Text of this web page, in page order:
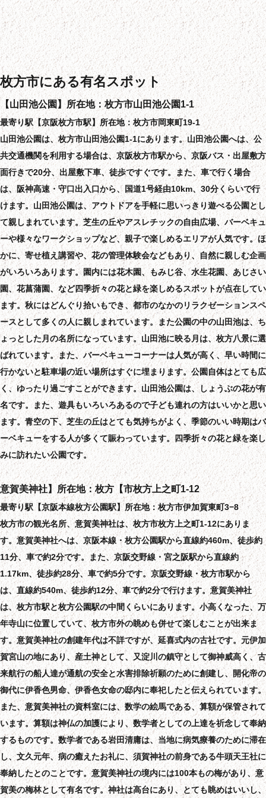
枚方市にある有名スポット
【山田池公園】所在地：枚方市山田池公園1-1
最寄り駅【京阪枚方市駅】所在地：枚方市岡東町19-1
山田池公園は、枚方市山田池公園1-1にあります。山田池公園へは、公
共交通機関を利用する場合は、京阪枚方市駅から、京阪バス・出屋敷方
面行きで20分、出屋敷下車、徒歩ですぐです。また、車で行く場合
は、阪神高速・守口出入口から、国道1号経由10km、30分くらいで行
けます。山田池公園は、アウトドアを手軽に思いっきり遊べる公園とし
て親しまれています。芝生の丘やアスレチックの自由広場、バーベキュ
ーや様々なワークショップなど、親子で楽しめるエリアが人気です。ほ
かに、寄せ植え講習や、花の管理体験会などもあり、自然に親しむ企画
がいろいろあります。園内には花木園、もみじ谷、水生花園、あじさい
園、花菖蒲園、など四季折々の花と緑を楽しめるスポットが点在してい
ます。秋にはどんぐり拾いもでき、都市のなかのリラクゼーションスペ
ースとして多くの人に親しまれています。また公園の中の山田池は、ち
ょっとした月の名所になっています。山田池に映る月は、枚方八景に選
ばれています。また、バーベキューコーナーは人気が高く、早い時間に
行かないと駐車場の近い場所はすぐに埋まります。公園自体はとても広
く、ゆったり過ごすことができます。山田池公園は、しょうぶの花が有
名です。また、遊具もいろいろあるので子ども連れの方はいいかと思い
ます。青空の下、芝生の丘はとても気持ちがよく、季節のいい時期はバ
ーベキューをする人が多くて賑わっています。四季折々の花と緑を楽し
みに訪れたい公園です。
意賀美神社】所在地：枚方【市枚方上之町1-12
最寄り駅【京阪本線枚方公園駅】所在地：枚方市伊加賀東町3−8
枚方市の観光名所、意賀美神社は、枚方市枚方上之町1-12にありま
す。意賀美神社へは、京阪本線・枚方公園駅から直線約460m、徒歩約
11分、車で約2分です。また、京阪交野線・宮之阪駅から直線約
1.17km、徒歩約28分、車で約5分です。京阪交野線・枚方市駅から
は、直線約540m、徒歩約12分、車で約2分で行けます。意賀美神社
は、枚方市駅と枚方公園駅の中間くらいにあります。小高くなった、万
年寺山に位置していて、枚方市外の眺めも併せて楽しむことが出来ま
す。意賀美神社の創建年代は不詳ですが、延喜式内の古社です。元伊加
賀宮山の地にあり、産土神として、又淀川の鎮守として御神威高く、古
来航行の船人達が通航の安全と水害排除祈願のために創建し、開化帝の
御代に伊香色男命、伊香色女命の邸内に奉祀したと伝えられています。
また、意賀美神社の資料室には、数学の絵馬である、算額が保管されて
います。算額は神仏の加護により、数学者としての上達を祈念して奉納
するものです。数学者である岩田清庸は、当地に病気療養のために滞在
し、文久元年、病の癒えたお礼に、須賀神社の前身である牛頭天王社に
奉納したとのことです。意賀美神社の境内には100本もの梅があり、意
賀美の梅林として有名です。神社は高台にあり、とても眺めはいいし、